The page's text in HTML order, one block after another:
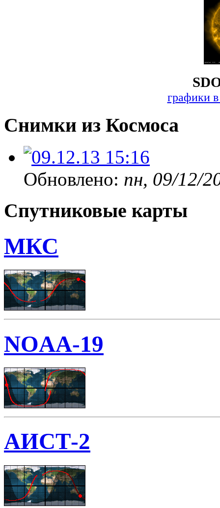
графики
Снимки из Космоса
Обновлено: пн, 09/12/
Спутниковые карты
МКС
NOAA-19
АИСТ-2